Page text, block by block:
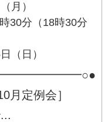
月）
30分（18時30分
（日）
月定例会］